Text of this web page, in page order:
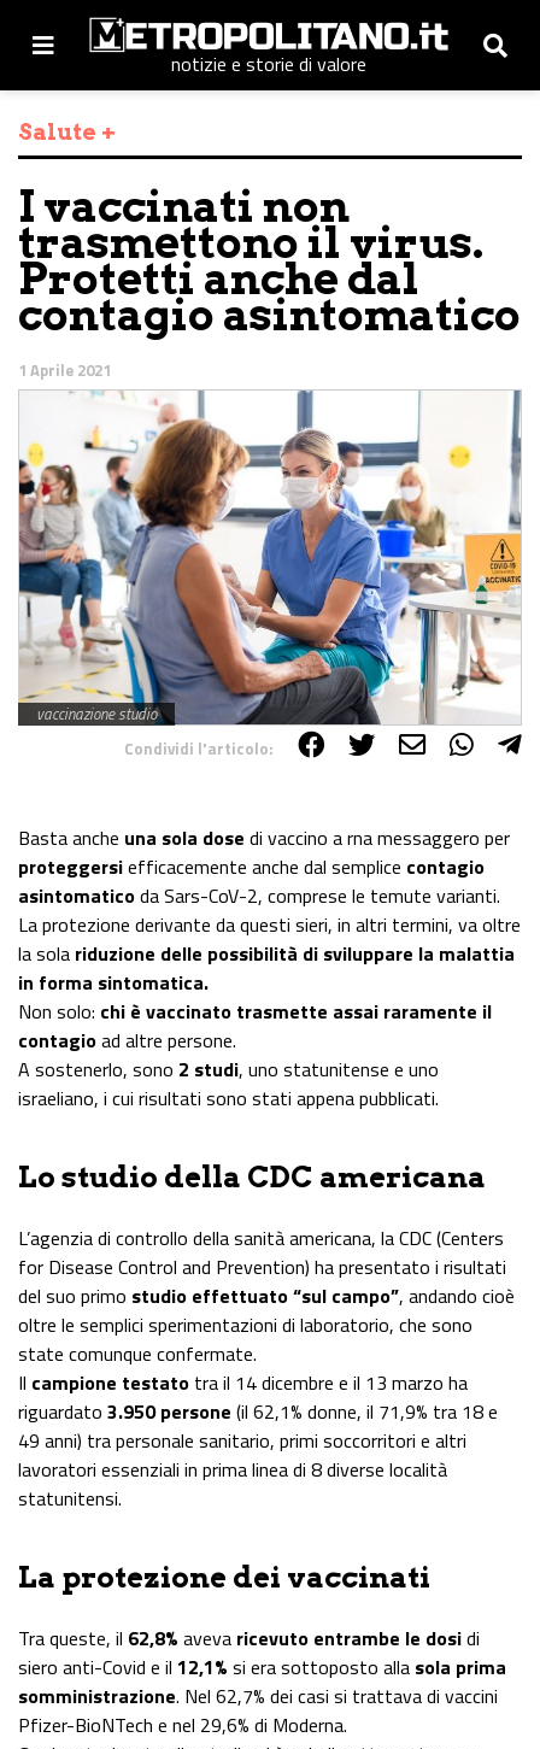
notizie e storie di valore
Salute +
I vaccinati non
trasmettono il virus.
Protetti anche dal
contagio asintomatico
1 Aprile 2021
vaccinazione studio
Condividi l'articolo:
Basta anche una sola dose di vaccino a rna messaggero per
proteggersiefficacemente anche dal semplice contagio
asintomaticoda Sars-CoV-2, comprese le temute varianti.
La protezione derivante da questi sieri, in altri termini, va oltre
la sola riduzione delle possibilità di sviluppare la malattia
in forma sintomatica.
Non solo: chi è vaccinato trasmette assai raramente il
contagioad altre persone.
A sostenerlo, sono 2 studi, uno statunitense e uno
israeliano, i cui risultati sono stati appena pubblicati.
Lo studio della CDC americana
L’agenzia di controllo della sanità americana, la CDC (Centers
for Disease Control and Prevention) ha presentato i risultati
del suo primo studio effettuato “sul campo”, andando cioè
oltre le semplici sperimentazioni di laboratorio, che sono
state comunque confermate.
Il campione testato tra il 14dicembre e il 13 marzo ha
riguardato 3.950 persone (il 62,1% donne, il 71,9% tra 18 e
49 anni) tra personale sanitario, primi soccorritori e altri
lavoratori essenziali in prima linea di 8 diverse località
statunitensi.
La protezione dei vaccinati
Tra queste, il 62,8% aveva ricevuto entrambe le dosidi
siero anti-Covid e il 12,1% si era sottoposto alla sola prima
somministrazione. Nel 62,7% dei casi si trattava di vaccini
Pfizer-BioNTech e nel 29,6% di Moderna.